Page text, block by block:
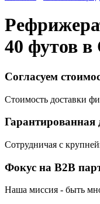
40 футов в
Согласуем
Стоимость доставки
Гарантированная
Сотрудничая с
Фокус на B2B
Наша миссия - быть